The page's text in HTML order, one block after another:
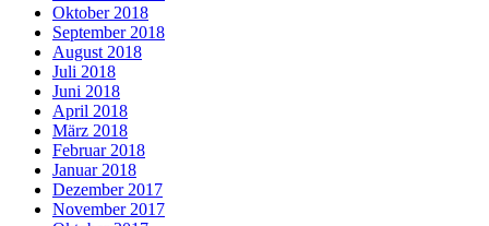
Oktober 2018
September 2018
August 2018
Juli 2018
Juni 2018
April 2018
März 2018
Februar 2018
Januar 2018
Dezember 2017
November 2017